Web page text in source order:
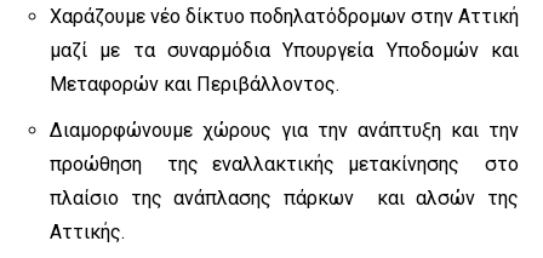
Χαράζουμε νέο δίκτυο ποδηλατόδρομων στην Αττική
μαζί με τα συναρμόδια Υπουργεία Υποδομών και
Μεταφορών και Περιβάλλοντος.
Διαμορφώνουμε χώρους για την ανάπτυξη και την
προώθηση της εναλλακτικής μετακίνησης στο
πλαίσιο της ανάπλασης πάρκων και αλσών της
Αττικής.